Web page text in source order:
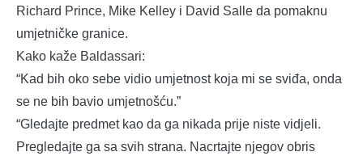
Richard Prince, Mike Kelley i David Salle da pomaknu
umjetničke granice.
Kako kaže Baldassari:
“Kad bih oko sebe vidio umjetnost koja mi se sviđa, onda
se ne bih bavio umjetnošću.”
“Gledajte predmet kao da ga nikada prije niste vidjeli.
Pregledajte ga sa svih strana. Nacrtajte njegov obris